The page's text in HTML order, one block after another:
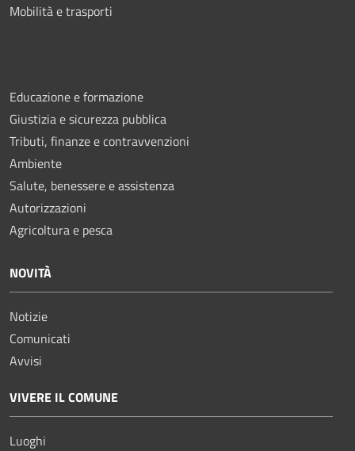
Mobilità e trasporti
Educazione e formazione
Giustizia e sicurezza pubblica
Tributi, finanze e contravvenzioni
Ambiente
Salute, benessere e assistenza
Autorizzazioni
Agricoltura e pesca
NOVITÀ
Notizie
Comunicati
Avvisi
VIVERE IL COMUNE
Luoghi